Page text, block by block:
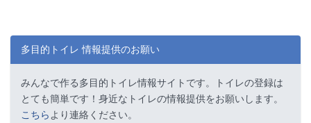
多目的トイレ 情報提供のお願い
みんなで作る多目的トイレ情報サイトです。トイレの登録は
とても簡単です！身近なトイレの情報提供をお願いします。
こちらより連絡ください。